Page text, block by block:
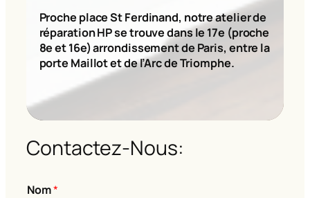
Proche place St Ferdinand, notre atelier de
réparation HP se trouve dans le 17e (proche
8e et 16e) arrondissement de Paris, entre la
porte Maillot et de l’Arc de Triomphe.
Contactez-Nous:
Nom*